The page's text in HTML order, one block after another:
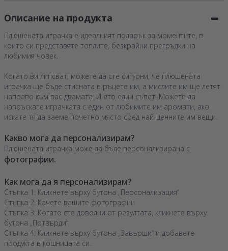
Описание на продукта
Плюшената играчка е идеалният подарък за моментите, в
които си представяте топлите, безкрайни прегръдки на
любимия човек.
Когато ви липсват, можете да сте сигурни, че плюшената
играчка ще бъде стисната в ръцете им, а мислите им ще летят
направо към вас двамата. И ето един съвет! Можете да
напръскате играчката с един от любимите им аромати, ако
искате тя да заеме почетно място сред най-ценните им вещи.
Какво мога да персонализирам?
Плюшената играчка може да бъде персонализирана с
фотографии.
Как мога да я персонализирам?
Стъпка 1: Кликнете върху бутона „Персонализация“
Стъпка 2: Качете вашите фотографии
Стъпка 3: Когато сте доволни от резултата, кликнете върху
бутона „Потвърди“
Стъпка 4: Кликнете върху бутона „Завърши“ и добавете
продукта в кошницата си.